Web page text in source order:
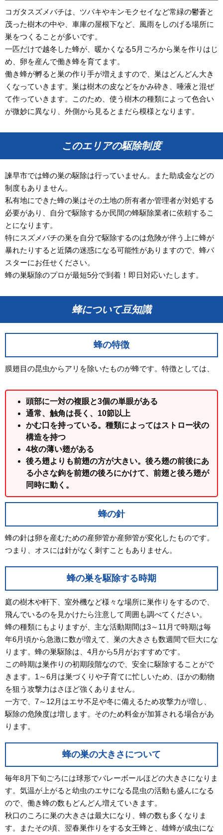
コガタスズメバチは、ツバキやキンモクセイなど常緑の鬱蒼と
茂った樹木の中や、車庫の屋根下など、風雨をしのげる場所に
巣をつくることが多いです。
一匹だけで越冬した蜂が、暖かくなる5月ごろから巣を作りはじ
め、卵を産んで働き蜂を育てます。
働き蜂が孵ると巣の作り手が増えますので、巣はどんどん大き
くなっていきます。巣は樹木の皮などをかみ砕き、唾液と混ぜ
て作っていきます。このため、使う樹木の種類によって色合い
が微妙に異なり、外側から見るとまだら模様となります。
このエリアの駆除制度
諫早市では蜂の巣の駆除は行っていません。また助成金などの
制度もありません。
私有地にできた蜂の巣はその土地の所有者か管理者が対処する
必要があり、自分で駆除するか民間の蜂駆除業者に依頼するこ
とになります。
特にスズメバチの巣を自分で駆除するのは危険が伴う上に蜂が
暴れたりすると近隣の迷惑になる可能性がありますので、蜂バ
スターにお任せください。
蜂の巣駆除のプロが最短5分で到着！即日対応いたします。
蜂について豆知識
蜂の特徴
膜翅目の昆虫からアリを除いたものが蜂です。特徴としては、
頭部に一対の複眼と3個の単眼がある
通常、触角は長く、10節以上
かむ口を持っている。種類によってはストロー状の
構造を持つ
4枚の薄い翅がある
後ろ翅よりも前翅の方が大きい。後ろ翅の前後にあ
る小さな鉤を前翅の後ろにかけて、前翅と後ろ翅が
同時に動く。
蜂の針
蜂の針は卵を産むための産卵管か産卵管が変化したものです。
つまり、オスには針がなく刺すこともありません。
蜂の巣を駆除する時期
庭の樹木や軒下、室外機など様々な場所に巣作りをするので、
飛んでいるのを見かけたら注意して周囲も調べてください。
蜂の種類にもよりますが、主な活動期間は3～11月で時期は毎
年6月頃から急激に数が増えて、巣の大きさも数週間で巨大にな
ります。蜂の巣駆除は、4月から5月がおすすめです。
この時期は巣作りの初期段階なので、安全に駆除することがで
きます。1～6月は巣づくりや子育てに忙しいため、ほかの動物
を狙う攻撃力はさほど強くありません。
一方で、7～12月はエサ不足や冬に備えるため攻撃力が増し、
駆除の危険度は増します。そのため料金が加算される場合があ
ります。
蜂の巣の大きさについて
毎年8月下旬ごろには球形でバレーボールほどの大きさになりま
す。気温が上がると幼虫のエサになる昆虫の活動も盛んになる
ので、働き蜂の数もどんどん増えていきます。
秋口のころに巣の大きさは最大になり、蜂の数も多くなりま
す。またその頃、翌春巣作りをする女王蜂と、雄蜂が成虫にな